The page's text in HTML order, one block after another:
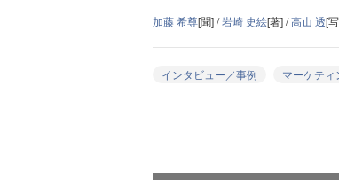
加藤 希尊[聞] /岩崎 史絵[著] /高山 透[
インタビュー／事例 マーケテ